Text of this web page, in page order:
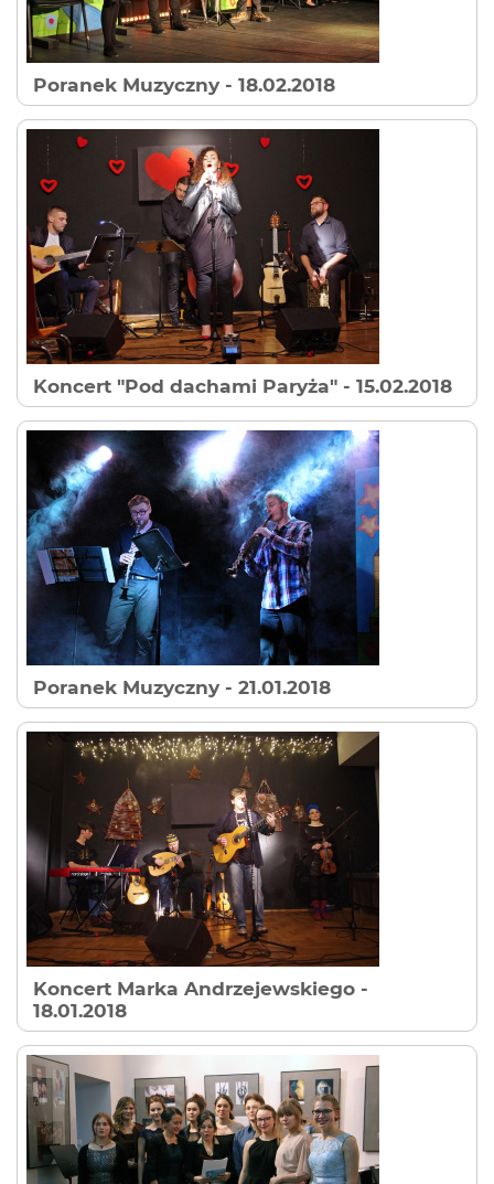
Poranek Muzyczny - 18.02.2018
Koncert "Pod dachami Paryża" - 15.02.2018
Poranek Muzyczny - 21.01.2018
Koncert Marka Andrzejewskiego -
18.01.2018